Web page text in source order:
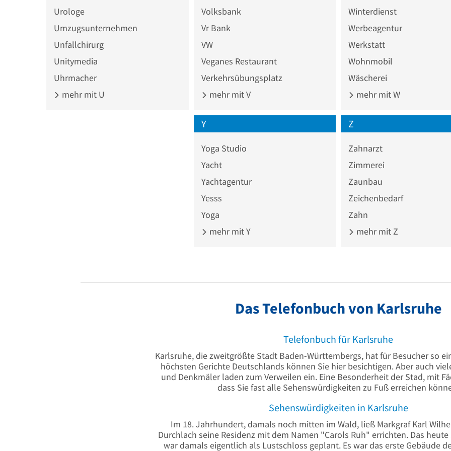
Urologe
Umzugsunternehmen
Unfallchirurg
Unitymedia
Uhrmacher
mehr mit U
Volksbank
Vr Bank
VW
Veganes Restaurant
Verkehrsübungsplatz
mehr mit V
Winterdienst
Werbeagentur
Werkstatt
Wohnmobil
Wäscherei
mehr mit W
Y
Yoga Studio
Yacht
Yachtagentur
Yesss
Yoga
mehr mit Y
Z
Zahnarzt
Zimmerei
Zaunbau
Zeichenbedarf
Zahn
mehr mit Z
Das Telefonbuch von Karlsruhe
Telefonbuch für Karlsruhe
Karlsruhe, die zweitgrößte Stadt Baden-Württembergs, hat für Besucher so
höchsten Gerichte Deutschlands können Sie hier besichtigen. Aber auch
und Denkmäler laden zum Verweilen ein. Eine Besonderheit der Stad, mit
dass Sie fast alle Sehenswürdigkeiten zu Fuß erreichen
Sehenswürdigkeiten in Karlsruhe
Im 18. Jahrhundert, damals noch mitten im Wald, ließ Markgraf Karl
Durchlach seine Residenz mit dem Namen "Carols Ruh" errichten. Das
war damals eigentlich als Lustschloss geplant. Es war das erste Gebäude